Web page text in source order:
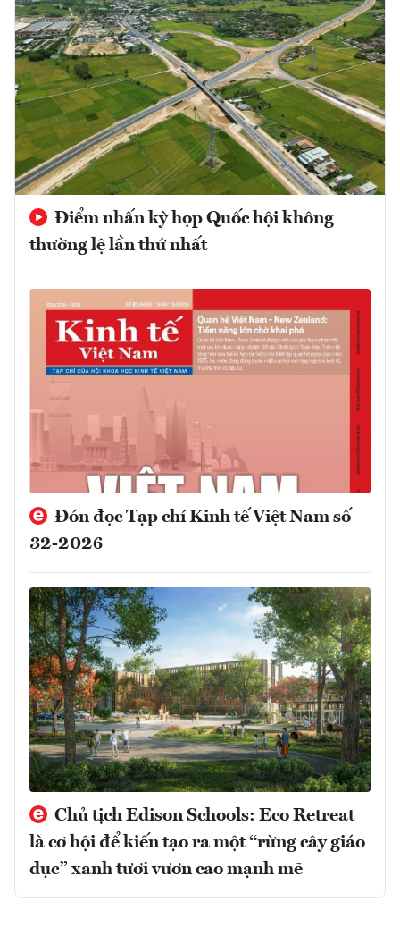
Điểm nhấn kỳ họp Quốc hội không
thường lệ lần thứ nhất
Đón đọc Tạp chí Kinh tế Việt Nam số
32-2026
Chủ tịch Edison Schools: Eco Retreat
là cơ hội để kiến tạo ra một “rừng cây giáo
dục” xanh tươi vươn cao mạnh mẽ